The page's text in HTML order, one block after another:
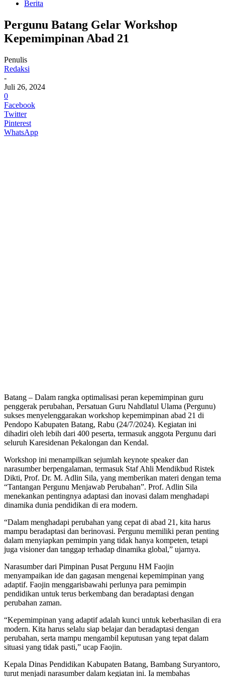
Berita
Pergunu Batang Gelar Workshop
Kepemimpinan Abad 21
Penulis
Redaksi
-
Juli 26, 2024
0
Facebook
Twitter
Pinterest
WhatsApp
Batang – Dalam rangka optimalisasi peran kepemimpinan guru
penggerak perubahan, Persatuan Guru Nahdlatul Ulama (Pergunu)
sukses menyelenggarakan workshop kepemimpinan abad 21 di
Pendopo Kabupaten Batang, Rabu (24/7/2024). Kegiatan ini
dihadiri oleh lebih dari 400 peserta, termasuk anggota Pergunu dari
seluruh Karesidenan Pekalongan dan Kendal.
Workshop ini menampilkan sejumlah keynote speaker dan
narasumber berpengalaman, termasuk Staf Ahli Mendikbud Ristek
Dikti, Prof. Dr. M. Adlin Sila, yang memberikan materi dengan tema
“Tantangan Pergunu Menjawab Perubahan”. Prof. Adlin Sila
menekankan pentingnya adaptasi dan inovasi dalam menghadapi
dinamika dunia pendidikan di era modern.
“Dalam menghadapi perubahan yang cepat di abad 21, kita harus
mampu beradaptasi dan berinovasi. Pergunu memiliki peran penting
dalam menyiapkan pemimpin yang tidak hanya kompeten, tetapi
juga visioner dan tanggap terhadap dinamika global,” ujarnya.
Narasumber dari Pimpinan Pusat Pergunu HM Faojin
menyampaikan ide dan gagasan mengenai kepemimpinan yang
adaptif. Faojin menggarisbawahi perlunya para pemimpin
pendidikan untuk terus berkembang dan beradaptasi dengan
perubahan zaman.
“Kepemimpinan yang adaptif adalah kunci untuk keberhasilan di era
modern. Kita harus selalu siap belajar dan beradaptasi dengan
perubahan, serta mampu mengambil keputusan yang tepat dalam
situasi yang tidak pasti,” ucap Faojin.
Kepala Dinas Pendidikan Kabupaten Batang, Bambang Suryantoro,
turut menjadi narasumber dalam kegiatan ini. Ia membahas